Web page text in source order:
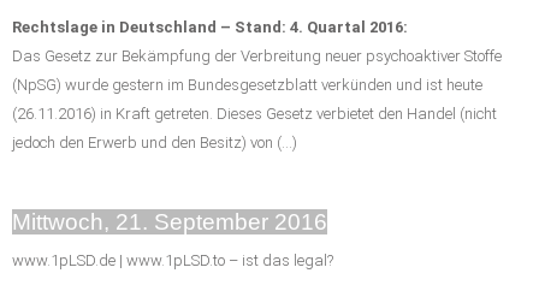
Rechtslage in Deutschland – Stand: 4. Quartal 2016:
Das Gesetz zur Bekämpfung der Verbreitung neuer psychoaktiver Stoffe
(NpSG) wurde gestern im Bundesgesetzblatt verkünden und ist heute
(26.11.2016) in Kraft getreten. Dieses Gesetz verbietet den Handel (nicht
jedoch den Erwerb und den Besitz) von (…)
Mittwoch, 21. September 2016
www.1pLSD.de | www.1pLSD.to – ist das legal?